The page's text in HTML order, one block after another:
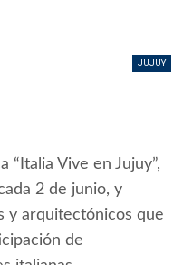
JUJUY
Vive en Jujuy”,
2 de junio, y
y arquitectónicos que
de